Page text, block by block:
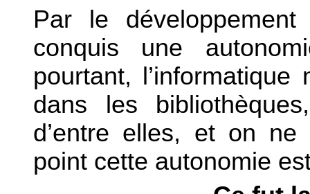
Par le
conquis une
pourtant,
dans les
d’entre elles, et on
point cette autonomie